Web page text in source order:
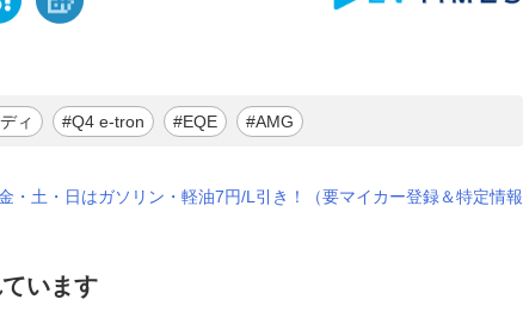
ィ #Q4 e-tron #EQE #AMG
・土・日はガソリン・軽油7円/L引き！（要マイカー登録＆特定情報
います